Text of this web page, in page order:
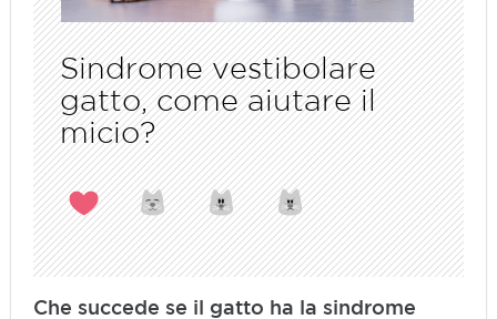
Sindrome vestibolare
gatto, come aiutare il
micio?
Che succede se il gatto ha la sindrome